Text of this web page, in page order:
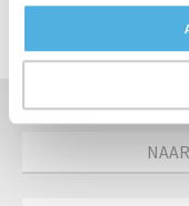
Vermogen